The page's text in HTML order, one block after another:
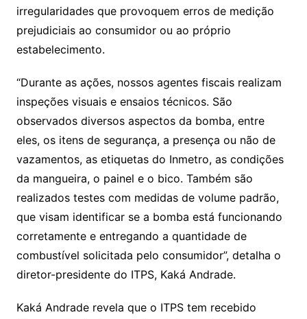
irregularidades que provoquem erros de medição
prejudiciais ao consumidor ou ao próprio
estabelecimento.
“Durante as ações, nossos agentes fiscais realizam
inspeções visuais e ensaios técnicos. São
observados diversos aspectos da bomba, entre
eles, os itens de segurança, a presença ou não de
vazamentos, as etiquetas do Inmetro, as condições
da mangueira, o painel e o bico. Também são
realizados testes com medidas de volume padrão,
que visam identificar se a bomba está funcionando
corretamente e entregando a quantidade de
combustível solicitada pelo consumidor”, detalha o
diretor-presidente do ITPS, Kaká Andrade.
Kaká Andrade revela que o ITPS tem recebido